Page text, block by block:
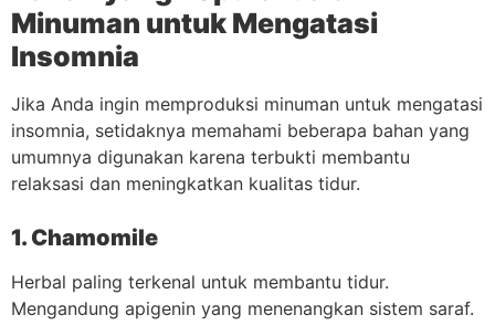
Minuman untuk Mengatasi
Insomnia
Jika Anda ingin memproduksi minuman untuk mengatasi
insomnia, setidaknya memahami beberapa bahan yang
umumnya digunakan karena terbukti membantu
relaksasi dan meningkatkan kualitas tidur.
1. Chamomile
Herbal paling terkenal untuk membantu tidur.
Mengandung apigenin yang menenangkan sistem saraf.